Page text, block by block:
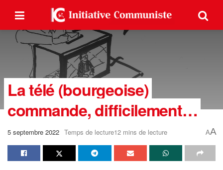
La télé (bourgeoise)
commande, difficilement…
5 septembre 2022 Temps de lecture12 mins de lecture AA